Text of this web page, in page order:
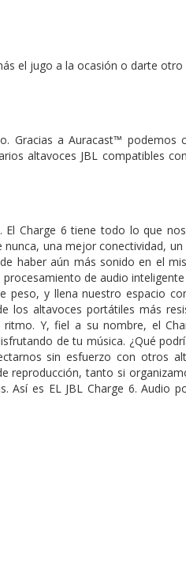
el jugo a la ocasión o darte otro
Gracias a Auracast™ podemos
altavoces JBL compatibles
Charge 6 tiene todo lo que
una mejor conectividad, un
haber aún más sonido en el
de audio
peso, y llena nuestro espacio
los altavoces portátiles más
Y, fiel a su nombre, el
de tu música. ¿Qué
sin esfuerzo con otros
reproducción, tanto si
es EL JBL Charge 6. Audio